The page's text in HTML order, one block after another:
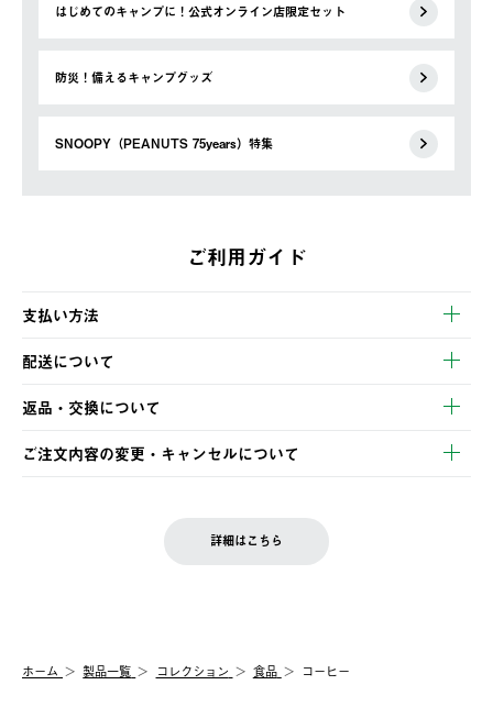
はじめてのキャンプに！公式オンライン店限定セット
防災！備えるキャンプグッズ
SNOOPY（PEANUTS 75years）特集
ご利用ガイド
支払い方法
以下のいずれかの方法でお支払いいただけます。
・クレジットカード決済
・コンビニ決済
・Pay-easy決済
配送について
【発送スケジュール】
ご注文・ご入金完了より2営業日以内に商品を発送いたします。
土日祝の発送はございませんので、木曜日以降のご注文は週明け
の発送となる場合がございます。
【配送業者】
佐川急便にて配送されます。
返品・交換について
※お客様都合の場合
お客様都合の返品にかかる送料は、お客様ご負担とさせていただ
一度お手元の商品を返品いただき、ご希望商品を再注文してくだ
ご注文内容の変更・キャンセルについて
LOGOS FAMILY会員の方は、会員マイページ内 購入履歴画面に
詳細はこちら
ホーム 製品一覧 コレクション 食品 コーヒー